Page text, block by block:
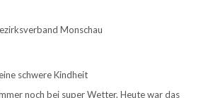
Monschau
schwere Kindheit
noch bei super Wetter, Heute war das